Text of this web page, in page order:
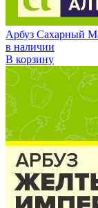
Арбуз Сахарный
в наличии
В корзину